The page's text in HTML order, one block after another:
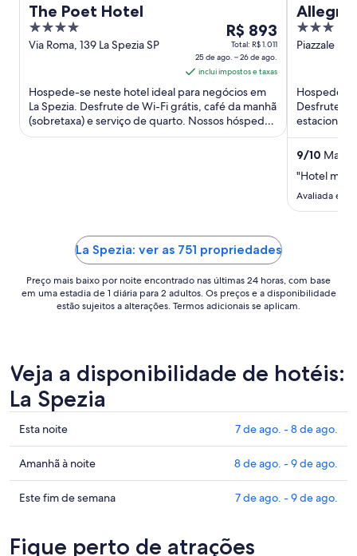
The Poet Hotel
4
out
Via Roma, 139 La Spezia SP
O
preço
é
de
R$ 893
por
diária
ago.
a
26
de
ago..
R$ 893
Total: R$ 1.011
25 de ago. – 26 de ago.
inclui impostos e taxas
Hospede-se neste hotel ideal para negócios em
La Spezia. Desfrute de Wi-Fi grátis, café da manhã
(sobretaxa) e serviço de quarto. Nossos hóspedes
elogiam os ...
3
out
Piazzale
Hospede-
Desfrute
hóspedes
9/10
"Hotel
Avaliada em
La Spezia: ver as 751 propriedades
Preço mais baixo por noite encontrado nas últimas 24 horas, com base
em uma estadia de 1 diária para 2 adultos. Os preços e a disponibilidade
estão sujeitos a alterações. Termos adicionais se aplicam.
Veja a disponibilidade de hotéis:
La Spezia
Confira
os
preços
em
La
esta
Esta noite 7 de ago. - 8 de ago.
Confira
os
preços
Spezia
Amanhã à noite 8 de ago. - 9 de ago.
Confira
em
Este fim de semana 7 de ago. - 9 de ago.
Fique perto de atrações